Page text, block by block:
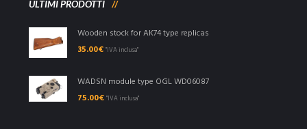
ULTIMI PRODOTTI
Wooden stock for AK74 type replicas
35.00€ "IVA inclusa"
WADSN module type OGL WD06087
75.00€ "IVA inclusa"